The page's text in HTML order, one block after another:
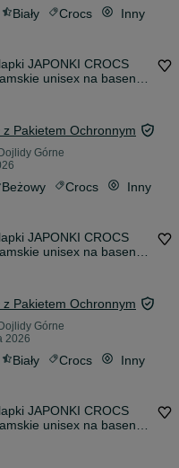
Biały Crocs Inny
JAPONKI CROCS
unisex na basen
43
z Pakietem Ochronnym
Górne
Beżowy Crocs Inny
JAPONKI CROCS
unisex na basen
49
z Pakietem Ochronnym
Górne
2026
Biały Crocs Inny
JAPONKI CROCS
unisex na basen